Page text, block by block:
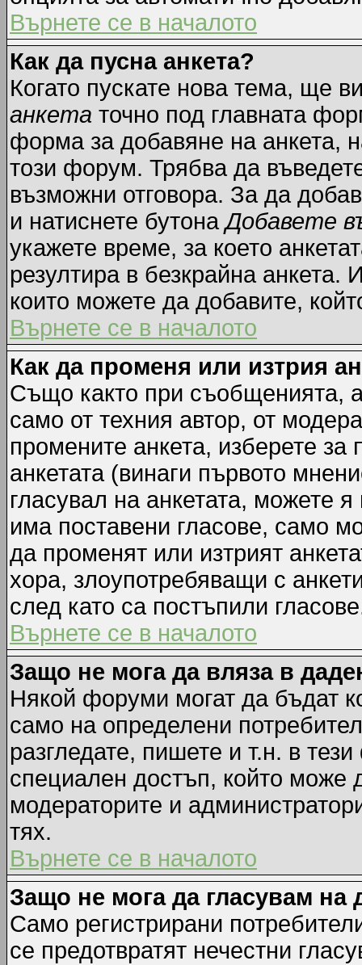
Върнете се в началото
Как да пусна анкета?
Когато пускате нова тема, ще
анкета точно под главната
форма за добавяне на анкета,
този форум. Трябва да
възможни отговора. За да
и натиснете бутонаДобавете
укажете време, за което
резултира в безкрайна
които можете да добавите,
Върнете се в началото
Как да променя или изтрия
Също както при съобщенията,
само от техния автор, от
промените анкета, изберете
анкетата (винаги първото
гласувал на анкетата, можете
има поставени гласове, само
да променят или изтрият
хора, злоупотребяващи с
след като са постъпили
Върнете се в началото
Защо не мога да вляза в
Някой форуми могат да бъдат
само на определени
разгледате, пишете и т.н. в
специален достъп, който може
модераторите и
тях.
Върнете се в началото
Защо не мога да гласувам на
Само регистрирани
се предотвратят нечестни